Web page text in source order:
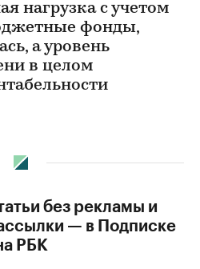
нагрузка с учетом
фонды,
а уровень
в целом
без рекламы и
— в Подписке
РБК